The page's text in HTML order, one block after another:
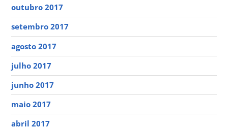
outubro 2017
setembro 2017
agosto 2017
julho 2017
junho 2017
maio 2017
abril 2017